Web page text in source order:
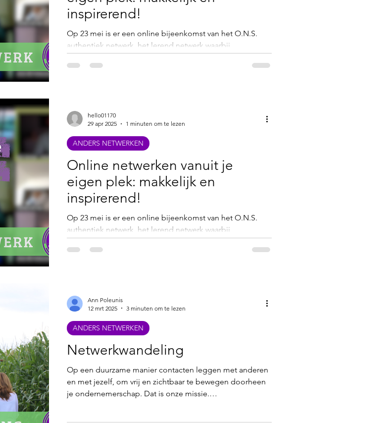
inspirerend!
Op 23 mei is er een online bijeenkomst van het O.N.S.
authentiek netwerk, het lerend netwerk waarbij
laagdrempelig online netwerkmoment waarin
zijn voor ondernemers.
Online netwerken vanuit je
eigen plek: makkelijk en
inspirerend!
Op 23 mei is er een online bijeenkomst van het O.N.S.
authentiek netwerk, het lerend netwerk waarbij
ondernemers met elkaar in gesprek gaan. Het is een
laagdrempelig online netwerkmoment waarin
zijn voor ondernemers.
ANDERS NETWERKEN
hello01170
29 apr 2025
1 minuten om te lezen
Netwerkwandeling
Op een duurzame manier contacten leggen met anderen
en met jezelf, om vrij en zichtbaar te bewegen doorheen
je ondernemerschap. Dat is onze missie.
ANDERS NETWERKEN
Ann Poleunis
12 mrt 2025
3 minuten om te lezen